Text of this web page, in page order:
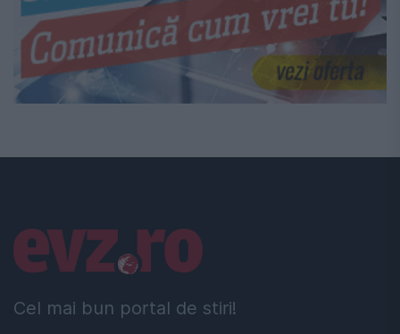
Cel mai bun portal de stiri!
Linkuri utile